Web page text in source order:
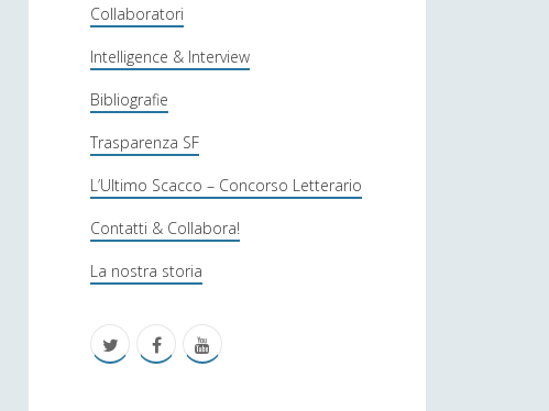
f
i
l
o
s
o
f
c
Collaboratori
Intelligence & Interview
Bibliografie
Trasparenza SF
L’Ultimo Scacco – Concorso Letterario
Contatti & Collabora!
La nostra storia
f